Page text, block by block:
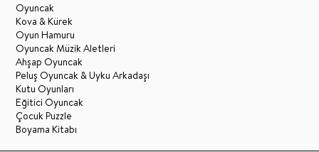
Oyuncak
Kova & Kürek
Oyun Hamuru
Oyuncak Müzik Aletleri
Ahşap Oyuncak
Peluş Oyuncak & Uyku Arkadaşı
Kutu Oyunları
Eğitici Oyuncak
Çocuk Puzzle
Boyama Kitabı